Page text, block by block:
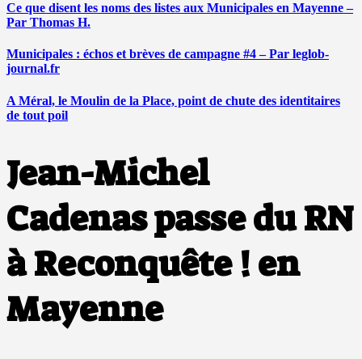
Ce que disent les noms des listes aux Municipales en Mayenne –
Par Thomas H.
Municipales : échos et brèves de campagne #4 – Par leglob-
journal.fr
A Méral, le Moulin de la Place, point de chute des identitaires
de tout poil
Jean-Michel
Cadenas passe du RN
à Reconquête ! en
Mayenne